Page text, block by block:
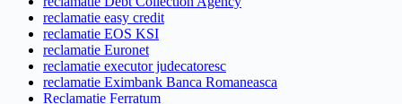
reclamatie easy credit
reclamatie EOS KSI
reclamatie Euronet
reclamatie executor judecatoresc
reclamatie Eximbank Banca Romaneasca
Reclamatie Ferratum